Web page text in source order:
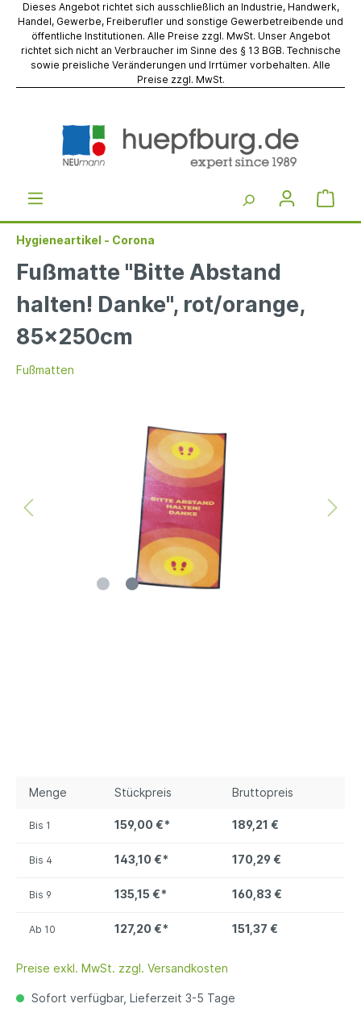
Dieses Angebot richtet sich ausschließlich an Industrie, Handwerk,
Handel, Gewerbe, Freiberufler und sonstige Gewerbetreibende und
öffentliche Institutionen. Alle Preise zzgl. MwSt. Unser Angebot
richtet sich nicht an Verbraucher im Sinne des § 13 BGB. Technische
sowie preisliche Veränderungen und Irrtümer vorbehalten. Alle
Preise zzgl. MwSt.
Hygieneartikel - Corona
Fußmatte "Bitte Abstand
halten! Danke", rot/orange,
85x250cm
Fußmatten
Menge Stückpreis Bruttopreis
Bis 1 159,00 €* 189,21 €
Bis 4 143,10 €* 170,29 €
Bis 9 135,15 €* 160,83 €
Ab 10 127,20 €* 151,37 €
Preise exkl. MwSt. zzgl. Versandkosten
Sofort verfügbar, Lieferzeit 3-5 Tage